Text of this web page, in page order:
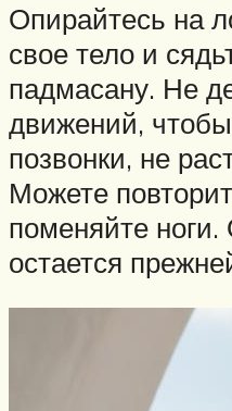
Опирайтесь на
свое тело и
падмасану. Не
движений,
позвонки, не
Можете
поменяйте ноги.
остается